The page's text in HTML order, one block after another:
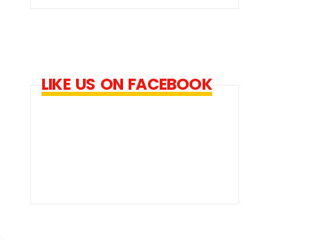
LIKE US ON FACEBOOK